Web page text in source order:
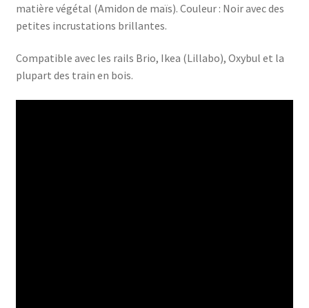
matière végétal (Amidon de maïs). Couleur : Noir avec des
petites incrustations brillantes.
Compatible avec les rails Brio, Ikea (Lillabo), Oxybul et la
plupart des train en bois.